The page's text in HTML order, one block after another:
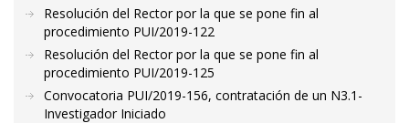
Resolución del Rector por la que se pone fin al
procedimiento PUI/2019-122
Resolución del Rector por la que se pone fin al
procedimiento PUI/2019-125
Convocatoria PUI/2019-156, contratación de un N3.1-
Investigador Iniciado